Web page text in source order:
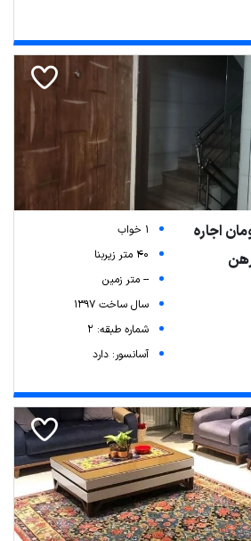
1 خواب
40 متر زیربنا
-- متر زمین
سال ساخت 1397
شماره طبقه: 2
آسانسور: دارد